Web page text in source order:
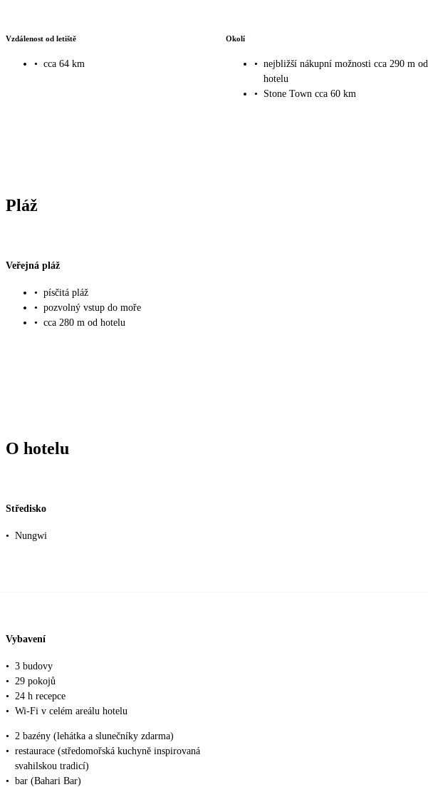
Vzdálenost od letiště
• cca 64 km
Okolí
• nejbližší nákupní možnosti cca 290 m od
hotelu
•
Stone Town cca 60 km
Pláž
Veřejná pláž
• písčitá pláž
• pozvolný vstup do moře
• cca 280 m od hotelu
O hotelu
Středisko
• Nungwi
Vybavení
• 3 budovy
•
29 pokojů
•
24 h recepce
• Wi-Fi v celém areálu hotelu
•
2 bazény (lehátka a slunečníky zdarma)
• restaurace (středomořská kuchyně inspirovaná
svahilskou tradicí)
• bar (Bahari Bar)